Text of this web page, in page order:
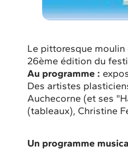
Le pittoresque moulin
26ème édition du
Au programme :
Des artistes
Auchecorne (et ses
(tableaux), Christine
Un programme